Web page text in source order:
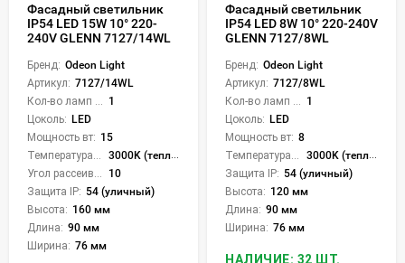
Фасадный светильник
IP54 LED 15W 10° 220-
240V GLENN 7127/14WL
Бренд: Odeon Light
Артикул: 7127/14WL
1
Цоколь: LED
Мощность вт: 15
3000K (теплый)
10
Защита IP: 54 (уличный)
Высота: 160 мм
Длина: 90 мм
Ширина: 76 мм
Фасадный светильник
IP54 LED 8W 10° 220-240V
GLENN 7127/8WL
Бренд: Odeon Light
Артикул: 7127/8WL
1
Цоколь: LED
Мощность вт: 8
3000K (теплый)
Защита IP: 54 (уличный)
Высота: 120 мм
Длина: 90 мм
Ширина: 76 мм
НАЛИЧИЕ: 32 ШТ.